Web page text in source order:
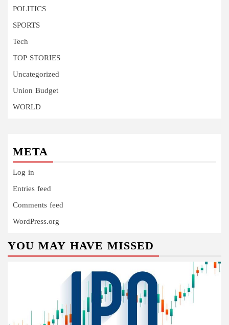
POLITICS
SPORTS
Tech
TOP STORIES
Uncategorized
Union Budget
WORLD
META
Log in
Entries feed
Comments feed
WordPress.org
YOU MAY HAVE MISSED